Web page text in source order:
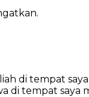
di tempat saya
di tempat saya